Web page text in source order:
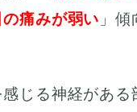
痛みが弱い 」
じる神経がある